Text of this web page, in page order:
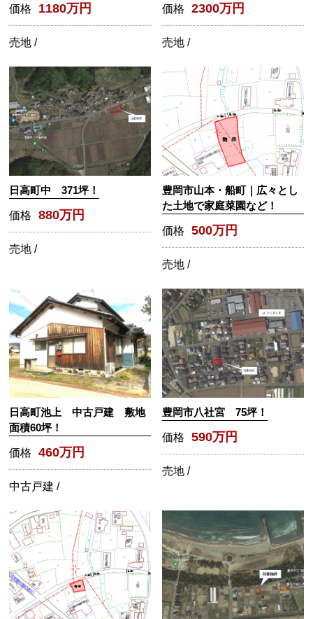
価格 1180万円
売地 /
価格 2300万円
売地 /
日高町中 371坪！
価格 880万円
売地 /
豊岡市山本・船町｜広々とし
た土地で家庭菜園など！
価格 500万円
売地 /
日高町池上 中古戸建 敷地
面積60坪！
価格 460万円
中古戸建 /
豊岡市八社宮 75坪！
価格 590万円
売地 /